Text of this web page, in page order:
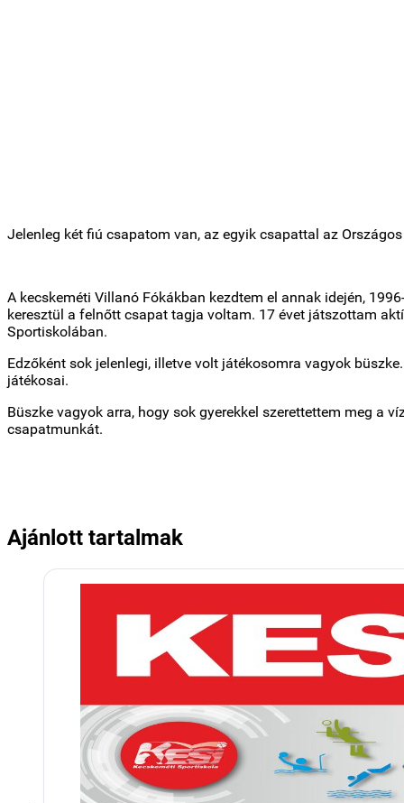
Jelenleg két fiú csapatom van, az egyik csapattal az
A kecskeméti Villanó Fókákban kezdtem el annak idején,
keresztül a felnőtt csapat tagja voltam. 17 évet játszottam
Sportiskolában.
Edzőként sok jelenlegi, illetve volt játékosomra vagyok
játékosai.
Büszke vagyok arra, hogy sok gyerekkel szerettettem meg a
csapatmunkát.
Ajánlott tartalmak